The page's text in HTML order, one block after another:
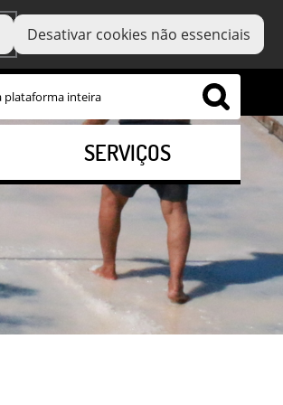
Desativar cookies não essenciais
SERVIÇOS